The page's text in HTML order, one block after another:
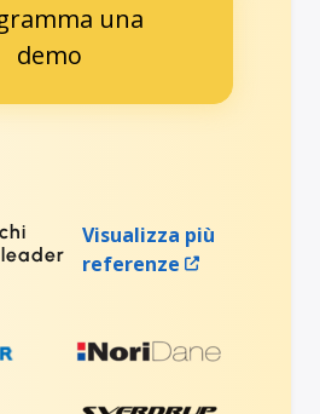
una
demo
Visualizza più
referenze